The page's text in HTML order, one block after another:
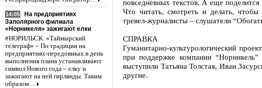
14:05
На предприятиях
Заполярного филиала
«Норникеля» зажигают елки
#НОРИЛЬСК. «Таймырский
телеграф» – По традиции на
предприятиях-передовиках в день
выполнения плана устанавливают
символ Нового года – елку и
зажигают на ней гирлянды. Таким
образом…
повседневных текстов. А еще
Что читать, смотреть и делать, чтобы
тревел-журналисты – слушатели
СПРАВКА
Гуманитарно-культурологический
при поддержке компании
выступили Татьяна Толстая, Иван
другие.